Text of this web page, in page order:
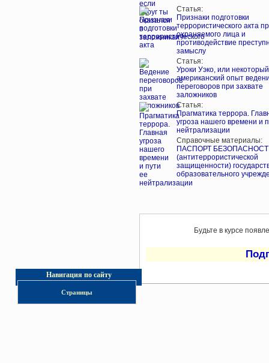
Статья:
Признаки подготовки
террористического акта
охраняемого лица и
противодействие
замыслу
Статья:
Уроки Уэко, или некоторый
американский опыт
переговоров при захвате
заложников
Статья:
Прагматика террора.
угроза нашего времени и
нейтрализации
Справочные материалы:
ПАСПОРТ
(антитеррористической
защищенности)
образовательного
Будьте в курсе
Навигация по сайту
Страницы